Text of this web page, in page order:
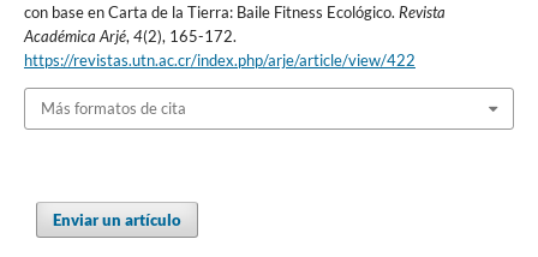
con base en Carta de la Tierra: Baile Fitness Ecológico. Revista
Académica Arjé, 4(2), 165-172.
https://revistas.utn.ac.cr/index.php/arje/article/view/422
Más formatos de cita
Enviar un artículo